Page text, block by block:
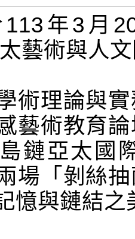
年3月
太藝術與人
術理論與
藝術教育
鏈亞太國
場「剝絲
憶與鏈結